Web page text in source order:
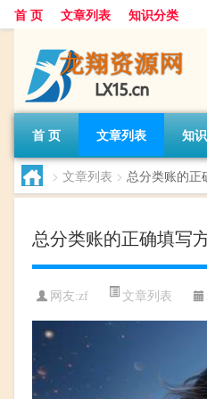
首 页 文章列表 知识分类
首 页 文章列表 知
> 文章列表 > 总分类账的正
总分类账的正确填写
网友:zf 文章列表